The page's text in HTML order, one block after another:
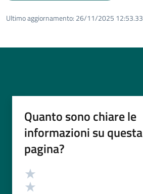
Ultimo aggiornamento: 26/11/2025 12:53.33
Quanto sono chiare le
informazioni su questa
pagina?
Valutazione